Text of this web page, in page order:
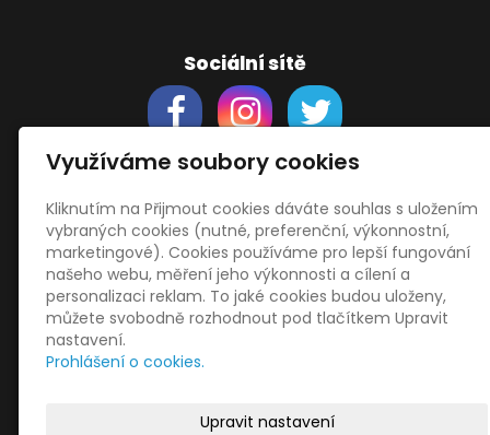
Sociální sítě
Support
Obchodní podmínky
Zásady zpracování osobních údajů
Obrázky použityvecteezy.com
adepositphotos.com
OneDrive
HopToDesk
Využíváme soubory cookies
Kliknutím na Přijmout cookies dáváte souhlas s uložením
vybraných cookies (nutné, preferenční, výkonnostní,
marketingové). Cookies používáme pro lepší fungování
našeho webu, měření jeho výkonnosti a cílení a
personalizaci reklam. To jaké cookies budou uloženy,
můžete svobodně rozhodnout pod tlačítkem Upravit
nastavení.
Prohlášení o cookies.
Upravit nastavení